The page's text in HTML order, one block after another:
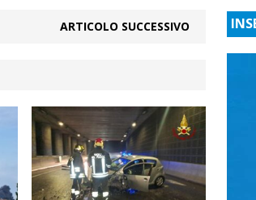
ARTICOLO SUCCESSIVO